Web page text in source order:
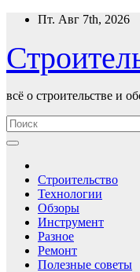
Перейти
содержимому
Пт. Авг 7th, 2026
всё о строительстве и
Строительство
Технологии
Обзоры
Инструмент
Разное
Ремонт
Полезные советы